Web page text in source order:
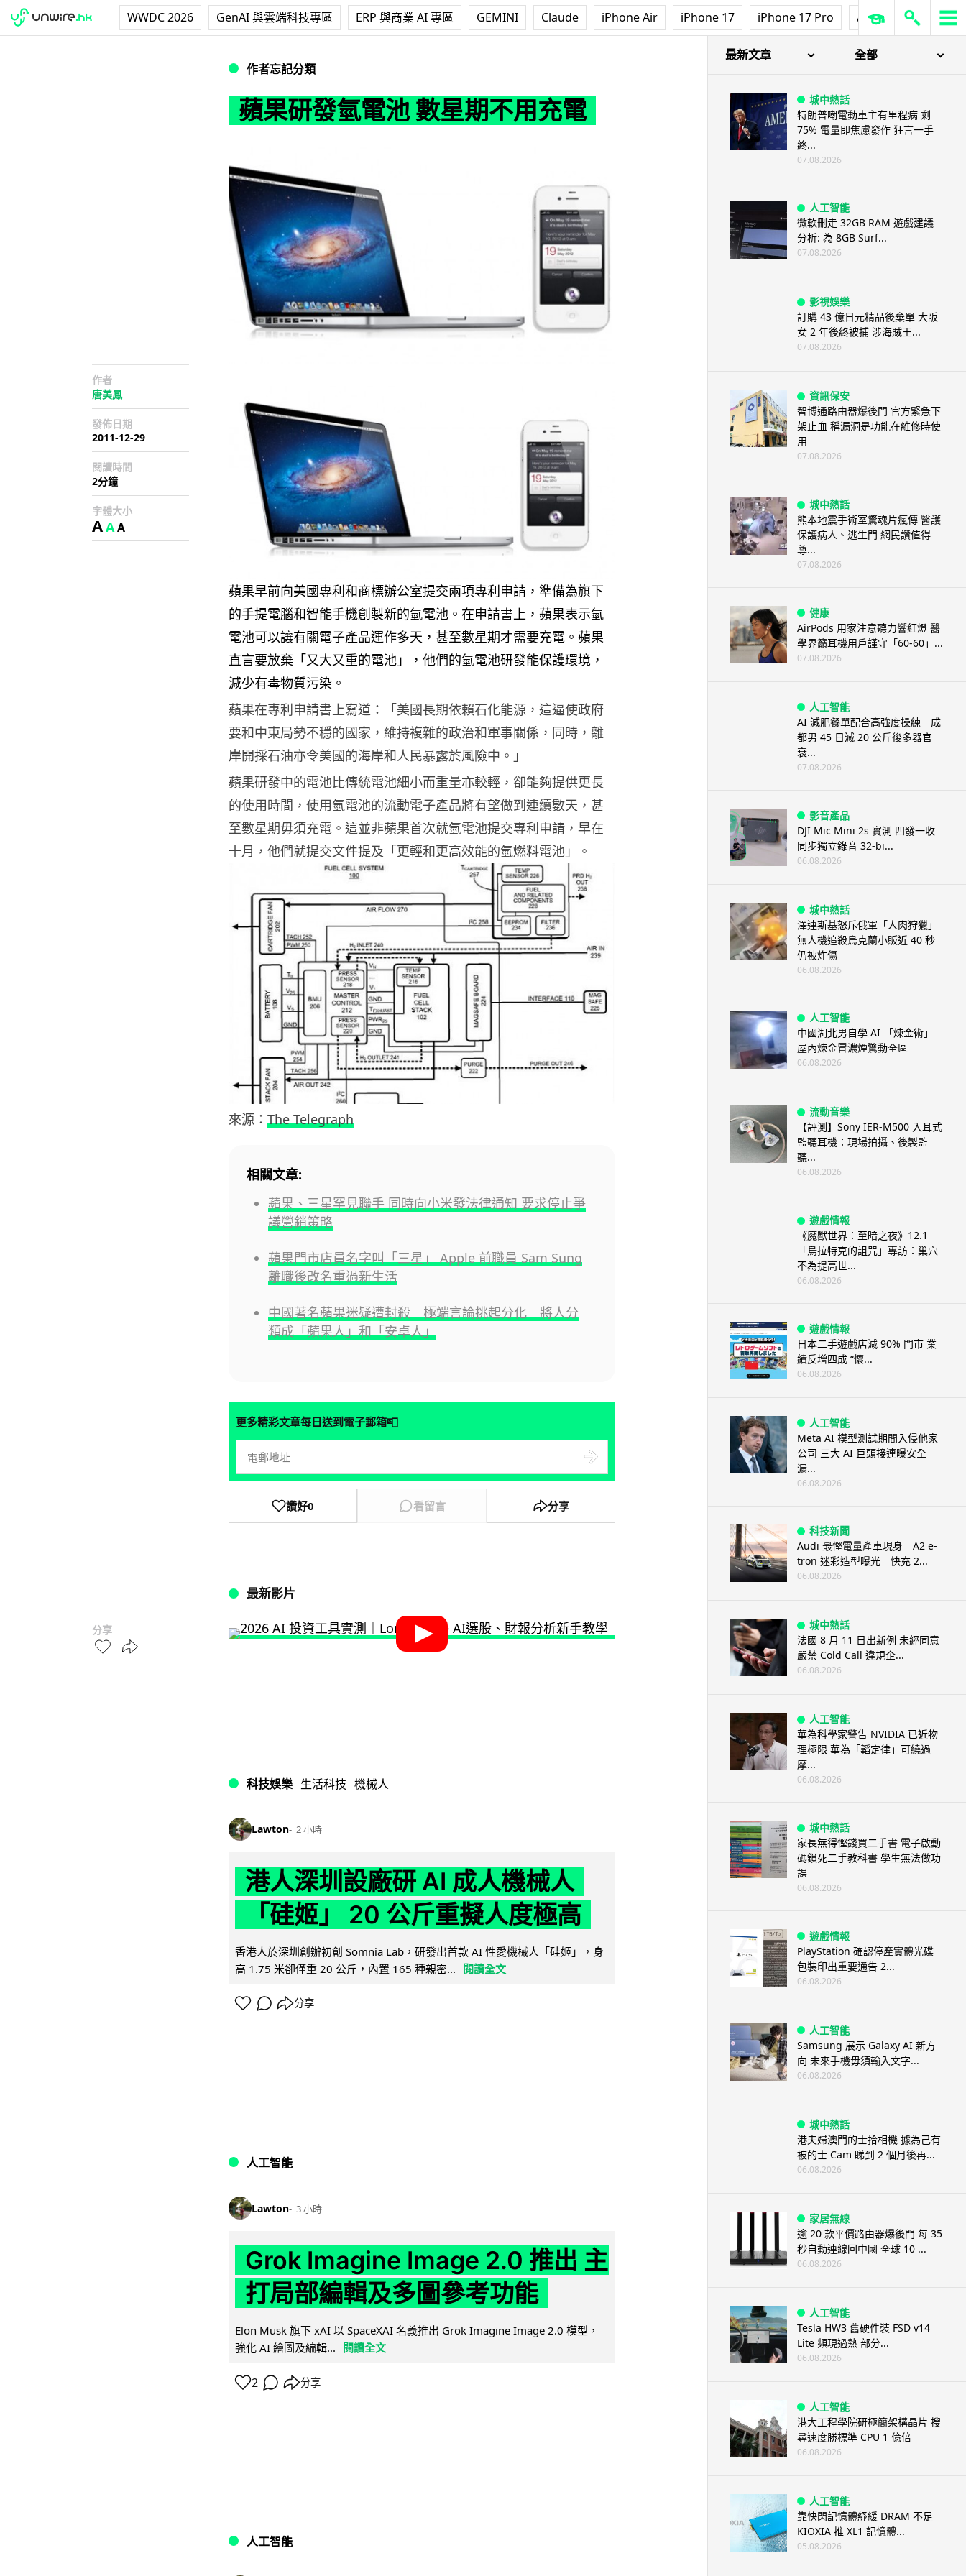
WWDC 2026 GenAI 與雲端科技專區 ERP 與商業 AI 專區 GEMINI Claude iPhone Air iPhone 17 iPhone 17 Pro AirPods Pro 3
作者忘記分類
蘋果研發氫電池 數星期不用充電
作者
唐美鳳
發佈日期
2011-12-29
閱讀時間
2分鐘
字體大小
AAA
分享
蘋果早前向美國專利和商標辦公室提交兩項專利申請，準備為旗下
的手提電腦和智能手機創製新的氫電池。在申請書上，蘋果表示氫
電池可以讓有關電子產品運作多天，甚至數星期才需要充電。蘋果
直言要放棄「又大又重的電池」，他們的氫電池研發能保護環境，
減少有毒物質污染。
蘋果在專利申請書上寫道：「美國長期依賴石化能源，這逼使政府
要和中東局勢不穩的國家，維持複雜的政治和軍事關係，同時，離
岸開採石油亦令美國的海岸和人民暴露於風險中。」
蘋果研發中的電池比傳統電池細小而重量亦較輕，卻能夠提供更長
的使用時間，使用氫電池的流動電子產品將有望做到連續數天，甚
至數星期毋須充電。這並非蘋果首次就氫電池提交專利申請，早在
十月，他們就提交文件提及「更輕和更高效能的氫燃料電池」。
來源： The Telegraph
相關文章:
蘋果、三星罕見聯手 同時向小米發法律通知 要求停止爭
議營銷策略
蘋果門市店員名字叫「三星」 Apple 前職員 Sam Sung
離職後改名重過新生活
中國著名蘋果迷疑遭封殺 極端言論挑起分化 將人分
類成「蘋果人」和「安卓人」
更多精彩文章每日送到電子郵箱📮
讚好0 看留言 分享
最新影片
科技娛樂 生活科技 機械人
Lawton 2 小時
港人深圳設廠研 AI 成人機械人
「硅姬」 20 公斤重擬人度極高
香港人於深圳創辦初創 Somnia Lab，研發出首款 AI 性愛機械人「硅姬」，身
高 1.75 米卻僅重 20 公斤，內置 165 種親密... 閱讀全文
分享
人工智能
Lawton 3 小時
Grok Imagine Image 2.0 推出 主
打局部編輯及多圖參考功能
Elon Musk 旗下 xAI 以 SpaceXAI 名義推出 Grok Imagine Image 2.0 模型，
強化 AI 繪圖及編輯...
閱讀全文
2 分享
人工智能
最新文章 全部
城中熱話
特朗普嘲電動車主有里程病 剩
75% 電量即焦慮發作 狂言一手
終...
07.08.2026
人工智能
微軟刪走 32GB RAM 遊戲建議
分析: 為 8GB Surf...
07.08.2026
影視娛樂
訂購 43 億日元精品後棄單 大阪
女 2 年後終被捕 涉海賊王...
07.08.2026
資訊保安
智博通路由器爆後門 官方緊急下
架止血 稱漏洞是功能在維修時使
用
07.08.2026
城中熱話
熊本地震手術室驚魂片瘋傳 醫護
保護病人、逃生門 網民讚值得
尊...
07.08.2026
健康
AirPods 用家注意聽力響紅燈 醫
學界籲耳機用戶謹守「60-60」...
07.08.2026
人工智能
AI 減肥餐單配合高強度操練 成
都男 45 日減 20 公斤後多器官
衰...
07.08.2026
影音產品
DJI Mic Mini 2s 實測 四發一收
同步獨立錄音 32-bi...
06.08.2026
城中熱話
澤連斯基怒斥俄軍「人肉狩獵」
無人機追殺烏克蘭小販近 40 秒
仍被炸傷
06.08.2026
人工智能
中國湖北男自學 AI 「煉金術」
屋內煉金冒濃煙驚動全區
06.08.2026
流動音樂
【評測】Sony IER-M500 入耳式
監聽耳機：現場拍攝、後製監
聽...
06.08.2026
遊戲情報
《魔獸世界：至暗之夜》12.1
「烏拉特克的詛咒」專訪：巢穴
不為提高世...
06.08.2026
遊戲情報
日本二手遊戲店減 90% 門市 業
績反增四成 “懷...
06.08.2026
人工智能
Meta AI 模型測試期間入侵他家
公司 三大 AI 巨頭接連曝安全
漏...
06.08.2026
科技新聞
Audi 最慳電量產車現身 A2 e-
tron 迷彩造型曝光 快充 2...
06.08.2026
城中熱話
法國 8 月 11 日出新例 未經同意
嚴禁 Cold Call 違規企...
06.08.2026
人工智能
華為科學家警告 NVIDIA 已近物
理極限 華為「韜定律」可繞過
摩...
06.08.2026
城中熱話
家長無得慳錢買二手書 電子啟動
碼鎖死二手教科書 學生無法做功
課
06.08.2026
遊戲情報
PlayStation 確認停產實體光碟
包裝印出重要通告 2...
06.08.2026
人工智能
Samsung 展示 Galaxy AI 新方
向 未來手機毋須輸入文字...
06.08.2026
城中熱話
港夫婦澳門的士拾相機 據為己有
被的士 Cam 睇到 2 個月後再...
06.08.2026
家居無線
逾 20 款平價路由器爆後門 每 35
秒自動連線回中國 全球 10 ...
06.08.2026
人工智能
Tesla HW3 舊硬件裝 FSD v14
Lite 頻現過熱 部分...
06.08.2026
人工智能
港大工程學院研極簡架構晶片 搜
尋速度勝標準 CPU 1 億倍
06.08.2026
人工智能
靠快閃記憶體紓緩 DRAM 不足
KIOXIA 推 XL1 記憶體...
05.08.2026